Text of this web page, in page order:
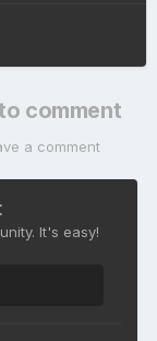
comment
a comment
It's easy!